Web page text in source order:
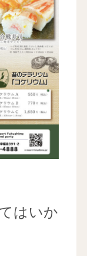
はいか